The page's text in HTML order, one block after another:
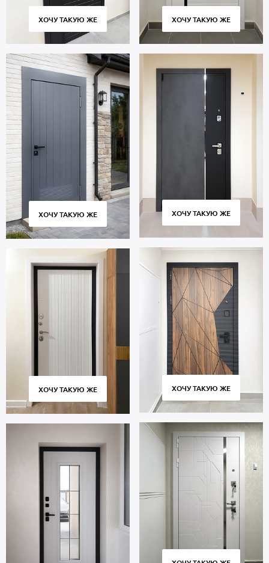
менеджерам или оставьте заявку на сайте. Срок изготовления –
от 4 дней, доставка собственным транспортом во все районы
Москвы и Московской области, профессиональный монтаж.
ХОЧУ ТАКУЮ ЖЕ
ХОЧУ ТАКУЮ ЖЕ
ХОЧУ ТАКУЮ ЖЕ
ХОЧУ ТАКУЮ ЖЕ
ХОЧУ ТАКУЮ ЖЕ
ХОЧУ ТАКУЮ ЖЕ